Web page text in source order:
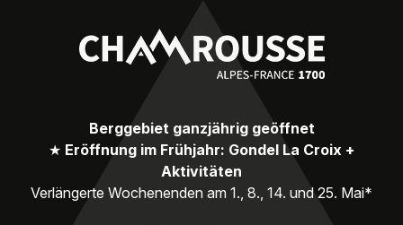
Berggebiet ganzjährig geöffnet
★ Eröffnung im Frühjahr: Gondel La Croix +
Aktivitäten
Verlängerte Wochenenden am 1., 8., 14. und 25. Mai*